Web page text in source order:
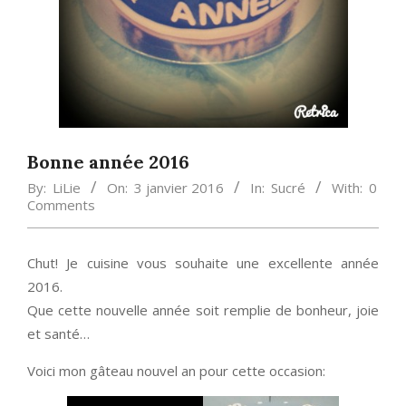
Bonne année 2016
By: LiLie On: 3 janvier 2016 In: Sucré With: 0
Comments
Chut! Je cuisine vous souhaite une excellente année
2016.
Que cette nouvelle année soit remplie de bonheur, joie
et santé…
Voici mon gâteau nouvel an pour cette occasion: